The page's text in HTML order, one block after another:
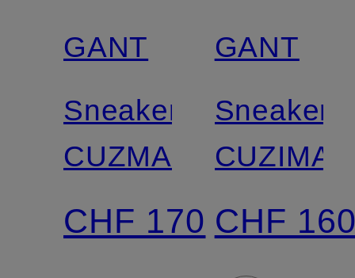
GANT
Sneaker
CUZMANI
CHF 170
GANT
Sneaker
CUZIMA
CHF